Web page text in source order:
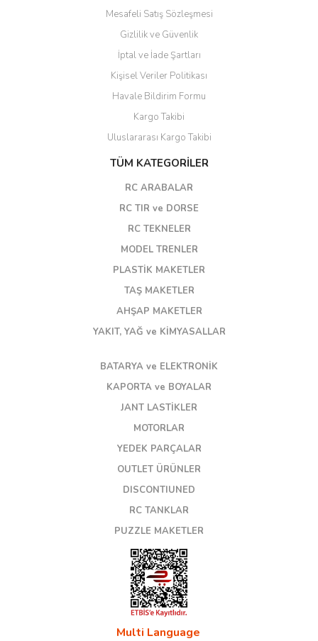
Mesafeli Satış Sözleşmesi
Gizlilik ve Güvenlik
İptal ve İade Şartları
Kişisel Veriler Politikası
Havale Bildirim Formu
Kargo Takibi
Uluslararası Kargo Takibi
TÜM KATEGORİLER
RC ARABALAR
RC TIR ve DORSE
RC TEKNELER
MODEL TRENLER
PLASTİK MAKETLER
TAŞ MAKETLER
AHŞAP MAKETLER
YAKIT, YAĞ ve KİMYASALLAR
BATARYA ve ELEKTRONİK
KAPORTA ve BOYALAR
JANT LASTİKLER
MOTORLAR
YEDEK PARÇALAR
OUTLET ÜRÜNLER
DISCONTIUNED
RC TANKLAR
PUZZLE MAKETLER
Multi Language